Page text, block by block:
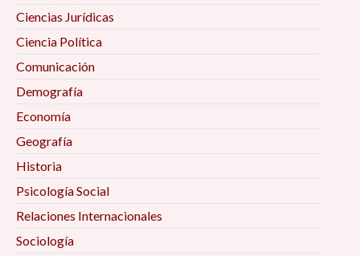
Ciencias Jurídicas
Ciencia Política
Comunicación
Demografía
Economía
Geografía
Historia
Psicología Social
Relaciones Internacionales
Sociología